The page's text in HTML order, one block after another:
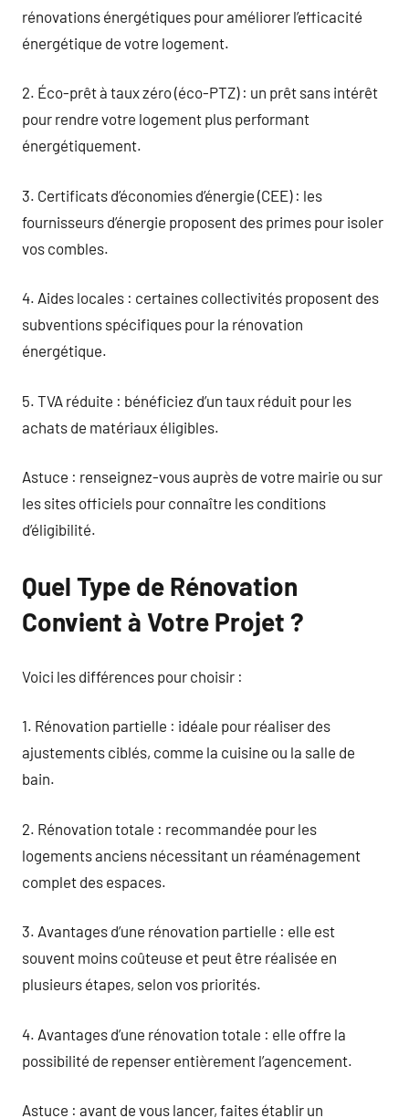
rénovations énergétiques pour améliorer l’efficacité
énergétique de votre logement.
2. Éco-prêt à taux zéro (éco-PTZ) : un prêt sans intérêt
pour rendre votre logement plus performant
énergétiquement.
3. Certificats d’économies d’énergie (CEE) : les
fournisseurs d’énergie proposent des primes pour isoler
vos combles.
4. Aides locales : certaines collectivités proposent des
subventions spécifiques pour la rénovation
énergétique.
5. TVA réduite : bénéficiez d’un taux réduit pour les
achats de matériaux éligibles.
Astuce : renseignez-vous auprès de votre mairie ou sur
les sites officiels pour connaître les conditions
d’éligibilité.
Quel Type de Rénovation
Convient à Votre Projet ?
Voici les différences pour choisir :
1. Rénovation partielle : idéale pour réaliser des
ajustements ciblés, comme la cuisine ou la salle de
bain.
2. Rénovation totale : recommandée pour les
logements anciens nécessitant un réaménagement
complet des espaces.
3. Avantages d’une rénovation partielle : elle est
souvent moins coûteuse et peut être réalisée en
plusieurs étapes, selon vos priorités.
4. Avantages d’une rénovation totale : elle offre la
possibilité de repenser entièrement l’agencement.
Astuce : avant de vous lancer, faites établir un